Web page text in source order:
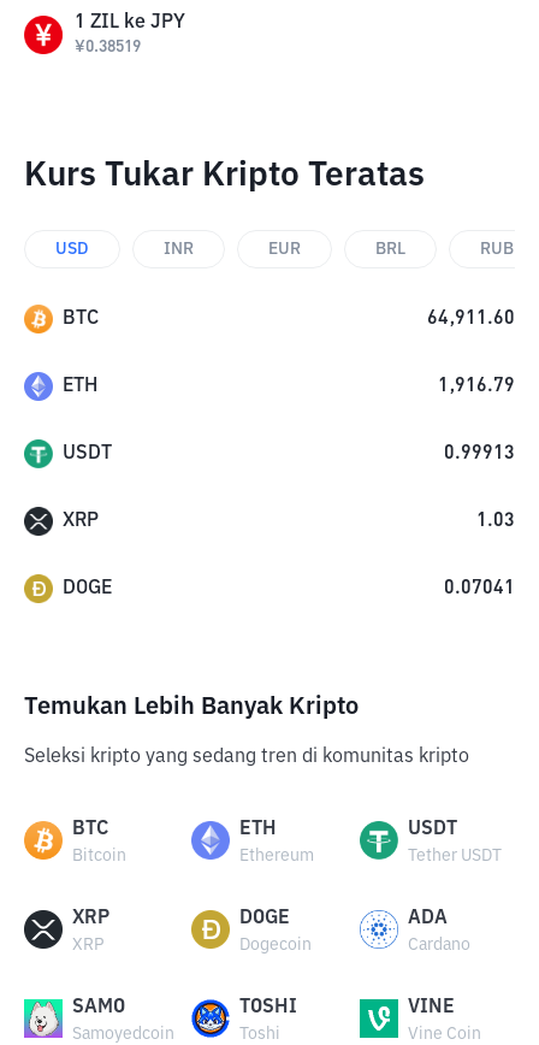
1 ZIL ke JPY
¥0.38519
Kurs Tukar Kripto Teratas
USD INR EUR BRL RUB
BTC 64,911.60
ETH 1,916.79
USDT 0.99913
XRP 1.03
DOGE 0.07041
Temukan Lebih Banyak Kripto
Seleksi kripto yang sedang tren di komunitas kripto
BTC
Bitcoin
ETH
Ethereum
USDT
Tether USDT
XRP
XRP
DOGE
Dogecoin
ADA
Cardano
SAMO
Samoyedcoin
TOSHI
Toshi
VINE
Vine Coin